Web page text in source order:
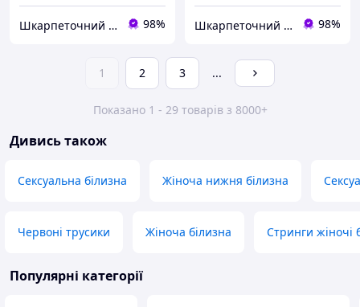
Шкарпеточний рай 98% Шкарпеточний рай 98%
1 2 3 ...
Показано 1 - 29 товарів з 8000+
Дивись також
Сексуальна білизна Жіноча нижня білизна
Червоні трусики Жіноча білизна Стринги жіночі
Популярні категорії